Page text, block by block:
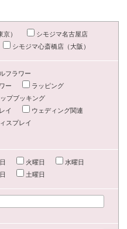
）
シモジマ名古屋店
シモジマ心斎橋店（大阪）
フラワー
ー
ラッピング
プブッキング
イ
ウェディング関連
スプレイ
火曜日
水曜日
土曜日